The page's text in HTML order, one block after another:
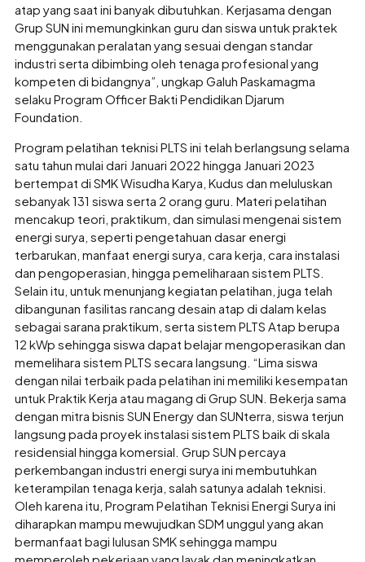
atap yang saat ini banyak dibutuhkan. Kerjasama dengan
Grup SUN ini memungkinkan guru dan siswa untuk praktek
menggunakan peralatan yang sesuai dengan standar
industri serta dibimbing oleh tenaga profesional yang
kompeten di bidangnya”, ungkap Galuh Paskamagma
selaku Program Officer Bakti Pendidikan Djarum
Foundation.
Program pelatihan teknisi PLTS ini telah berlangsung selama
satu tahun mulai dari Januari 2022 hingga Januari 2023
bertempat di SMK Wisudha Karya, Kudus dan meluluskan
sebanyak 131 siswa serta 2 orang guru. Materi pelatihan
mencakup teori, praktikum, dan simulasi mengenai sistem
energi surya, seperti pengetahuan dasar energi
terbarukan, manfaat energi surya, cara kerja, cara instalasi
dan pengoperasian, hingga pemeliharaan sistem PLTS.
Selain itu, untuk menunjang kegiatan pelatihan, juga telah
dibangunan fasilitas rancang desain atap di dalam kelas
sebagai sarana praktikum, serta sistem PLTS Atap berupa
12 kWp sehingga siswa dapat belajar mengoperasikan dan
memelihara sistem PLTS secara langsung. “Lima siswa
dengan nilai terbaik pada pelatihan ini memiliki kesempatan
untuk Praktik Kerja atau magang di Grup SUN. Bekerja sama
dengan mitra bisnis SUN Energy dan SUNterra, siswa terjun
langsung pada proyek instalasi sistem PLTS baik di skala
residensial hingga komersial. Grup SUN percaya
perkembangan industri energi surya ini membutuhkan
keterampilan tenaga kerja, salah satunya adalah teknisi.
Oleh karena itu, Program Pelatihan Teknisi Energi Surya ini
diharapkan mampu mewujudkan SDM unggul yang akan
bermanfaat bagi lulusan SMK sehingga mampu